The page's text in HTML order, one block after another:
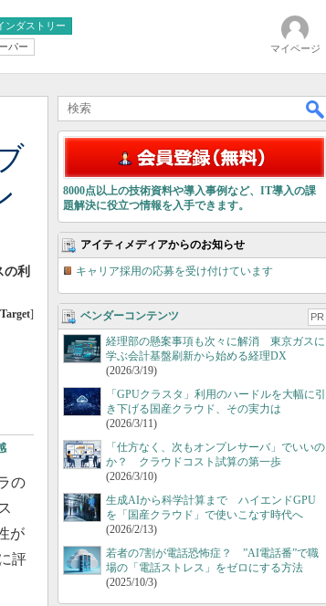
ンダストリー
パー マイページ
利
]
の
が
評
8000点以上の技術資料や導入事例など、IT導入の課
題解決に役立つ情報を入手できます。
アイティメディアからのお知らせ
キャリア採用の応募を受け付けています
ベンダーコンテンツ PR
経理部の懸案事項も次々に解消 東京ガスに
学ぶ会計基盤刷新から始める経理DX
(2026/3/19)
「GPUクラスタ」利用のハードルを大幅に引
き下げる国産クラウド、その実力は
(2026/3/11)
「仕方なく、次もオンプレサーバ」でいいの
か？ クラウドコスト試算の第一歩
(2026/3/10)
生成AIから科学計算まで ハイエンドGPU
を「国産クラウド」で使いこなす時代へ
(2026/2/13)
若者の7割が電話恐怖症？ ”AI電話番”で職
場の「電話ストレス」をゼロにする方法
(2025/10/3)